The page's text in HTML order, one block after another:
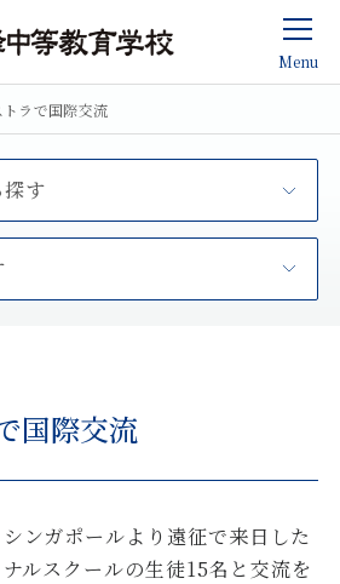
Menu
トラで国際交流
す
国際交流
ンガポールより遠征で来日した
ルスクールの生徒15名と交流を